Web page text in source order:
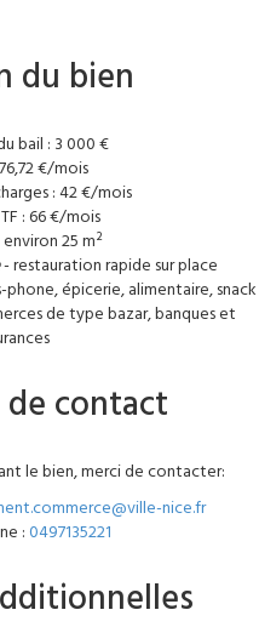
du bien
bail : 3 000 €
€/mois
: 42 €/mois
: 66 €/mois
25 m²
- restauration rapide sur place
épicerie, alimentaire, snack
de type bazar, banques et
contact
le bien, merci de contacter:
nice.fr
:0497135221